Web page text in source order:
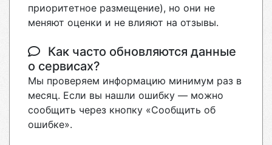
приоритетное размещение), но они не
меняют оценки и не влияют на отзывы.
Как часто обновляются данные
о сервисах?
Мы проверяем информацию минимум раз в
месяц. Если вы нашли ошибку — можно
сообщить через кнопку «Сообщить об
ошибке».